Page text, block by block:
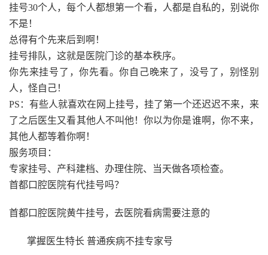
挂号30个人，每个人都想第一个看，人都是自私的，别说你
不是！
总得有个先来后到啊！
挂号排队，这就是医院门诊的基本秩序。
你先来挂号了，你先看。你自己晚来了，没号了，别怪别
人，怪自己！
PS：有些人就喜欢在网上挂号，挂了第一个还迟迟不来，来
了之后医生又看其他人不叫他！你以为你是谁啊，你不来，
其他人都等着你啊！
服务项目：
专家挂号、产科建档、办理住院、当天做各项检查。
首都口腔医院有代挂号吗？
首都口腔医院黄牛挂号，去医院看病需要注意的
掌握医生特长 普通疾病不挂专家号